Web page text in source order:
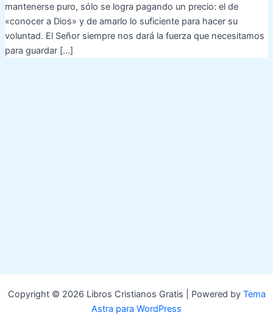
mantenerse puro, sólo se logra pagando un precio: el de
«conocer a Dios» y de amarlo lo suficiente para hacer su
voluntad. El Señor siempre nos dará la fuerza que necesitamos
para guardar […]
Copyright © 2026 Libros Cristianos Gratis | Powered by Tema
Astra para WordPress